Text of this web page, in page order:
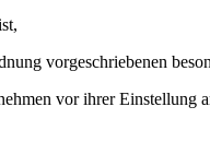
vorgeschriebenen
vor ihrer Einstellung